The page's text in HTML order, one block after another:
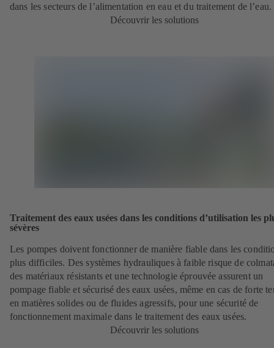
dans les secteurs de l’alimentation en eau et du traitement de l’eau.
Découvrir les solutions
Traitement des eaux usées dans les conditions d’utilisation les
sévères
Les pompes doivent fonctionner de manière fiable dans les
plus difficiles. Des systèmes hydrauliques à faible risque de
des matériaux résistants et une technologie éprouvée assurent un
pompage fiable et sécurisé des eaux usées, même en cas de forte
en matières solides ou de fluides agressifs, pour une sécurité de
fonctionnement maximale dans le traitement des eaux usées.
Découvrir les solutions